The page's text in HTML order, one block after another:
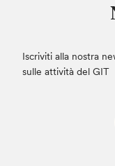
Iscriviti alla nostra
sulle attività del GIT